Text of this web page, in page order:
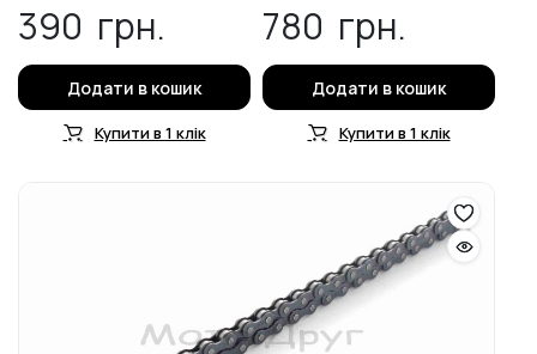
390 грн.
Додати в кошик
Купити в 1 клік
780 грн.
Додати в кошик
Купити в 1 клік